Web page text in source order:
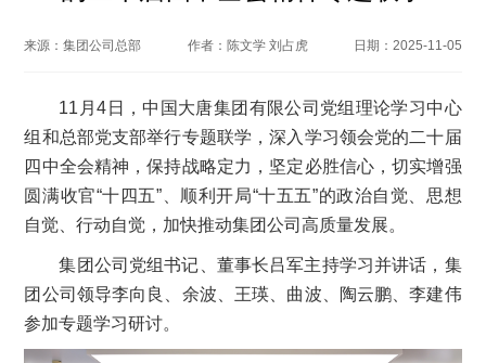
来源：集团公司总部 作者： 陈文学 刘占虎 日期： 2025-11-05
11月4日，中国大唐集团有限公司党组理论学习中心
组和总部党支部举行专题联学，深入学习领会党的二十届
四中全会精神，保持战略定力，坚定必胜信心，切实增强
圆满收官“十四五”、顺利开局“十五五”的政治自觉、思想
自觉、行动自觉，加快推动集团公司高质量发展。
集团公司党组书记、董事长吕军主持学习并讲话，集
团公司领导李向良、余波、王瑛、曲波、陶云鹏、李建伟
参加专题学习研讨。